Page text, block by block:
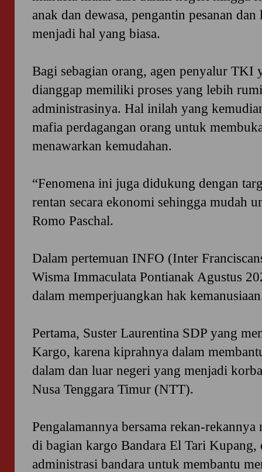
anak dan dewasa, pengantin pesanan
menjadi hal yang biasa.
Bagi sebagian orang, agen penyalur TKI
dianggap memiliki proses yang lebih
administrasinya. Hal inilah yang
mafia perdagangan orang untuk
menawarkan kemudahan.
“Fenomena ini juga didukung dengan
rentan secara ekonomi sehingga mudah
Romo Paschal.
Dalam pertemuan INFO (Inter
Wisma Immaculata Pontianak Agustus
dalam memperjuangkan hak
Pertama, Suster Laurentina SDP yang
Kargo, karena kiprahnya dalam
dalam dan luar negeri yang menjadi
Nusa Tenggara Timur (NTT).
Pengalamannya bersama rekan-
di bagian kargo Bandara El Tari Kupang,
administrasi bandara untuk membantu